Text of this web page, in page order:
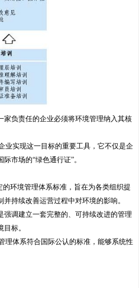
家负责任的企业必须将环境管理纳入其核
业实现这一目标的重要工具，它不仅是企
市场的“绿色通行证”。
环境管理体系标准，旨在为各类组织提
持续改善运营过程中对环境的影响。
调建立一套完整的、可持续改进的管理
标。
理体系符合国际公认的标准，能够系统性